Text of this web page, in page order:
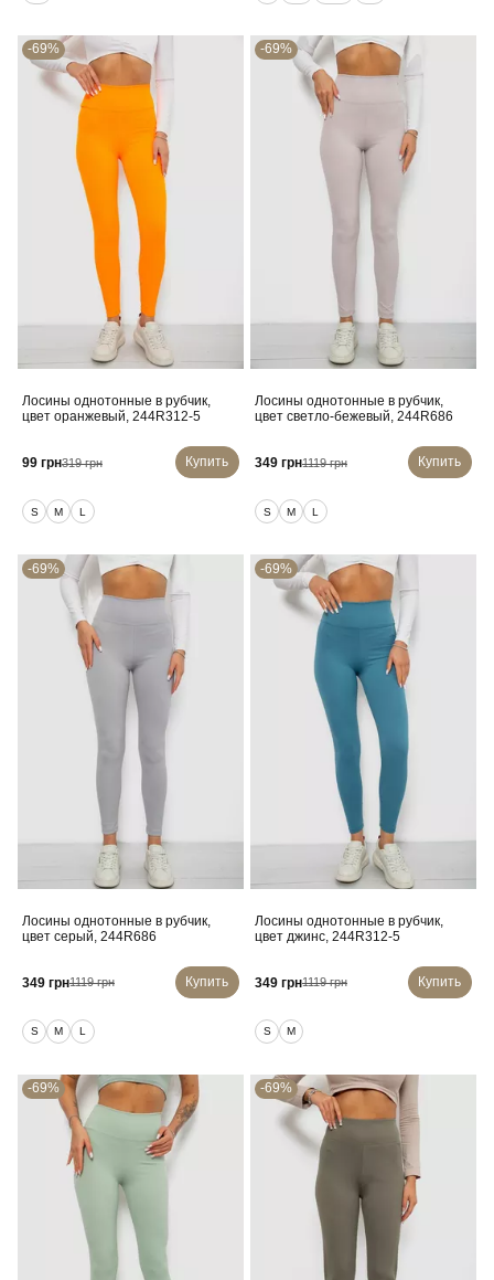
-69%
Лосины однотонные в рубчик,
цвет оранжевый, 244R312-5
99 грн319 грн Купить
S M L
-69%
Лосины однотонные в рубчик,
цвет светло-бежевый, 244R686
349 грн1119 грн Купить
S M L
-69%
Лосины однотонные в рубчик,
цвет серый, 244R686
349 грн1119 грн Купить
S M L
-69%
Лосины однотонные в рубчик,
цвет джинс, 244R312-5
349 грн1119 грн Купить
S M
-69% -69%